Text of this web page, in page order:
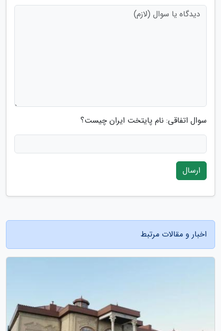
سوال اتفاقی: نام پایتخت ایران چیست؟
ارسال
اخبار و مقالات مرتبط